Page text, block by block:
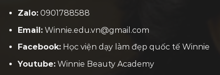
Zalo:0901788588
Email:Winnie.edu.vn@gmail.com
Facebook:Học viện dạy làm đẹp quốc tế Winnie
Youtube:Winnie Beauty Academy